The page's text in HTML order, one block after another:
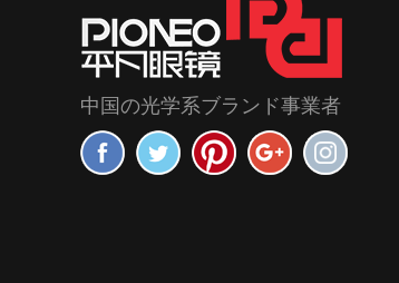
中国の光学系ブランド事業者